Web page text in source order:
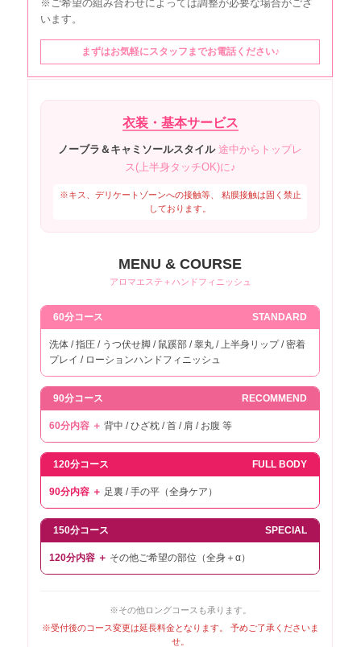
博多区1000円エリア な行 中呉服
町・中洲・中洲中島町・奈良屋町
博多区2000円エリア な行 那珂・
西月隈
2,000円
博多区1000円エリア は行 博多駅
中央街・博多駅東・博多駅前・博多
駅南・半道橋・比恵町・東公園・東
比恵
珂・東平尾・東平尾公園
博多区3000円エリア は行 東月隈
光丘町
4,000円
博多区1000円エリア ま行 美野島 1,000円
博多区3000円エリア ま行 南八幡
町・南本町・麦野・元町
3,000円
塚・吉塚本町
1,000円
博多区1000円エリア ら行 冷泉町
博多区3000円エリア ら行 立花寺
中央区1000円エリア あ行 赤坂・
中央区1000円エリア か行 清川・
草香江・黒門・警固・御所ヶ谷・桜
1,000円
※ご希望の組み合わせによっては調整が必要な場合がござ
います。
まずはお気軽にスタッフまでお電話ください♪
衣装・基本サービス
ノーブラ＆キャミソールスタイル 途中からトップレ
ス(上半身タッチOK)に♪
※キス、デリケートゾーンへの接触等、 粘膜接触は固く禁止
しております。
MENU & COURSE
アロマエステ＋ハンドフィニッシュ
60分コース STANDARD
洗体 / 指圧 / うつ伏せ脚 / 鼠蹊部 / 睾丸 / 上半身リップ / 密着
プレイ / ローションハンドフィニッシュ
90分コース RECOMMEND
60分内容 ＋ 背中 / ひざ枕 / 首 / 肩 / お腹 等
120分コース FULL BODY
90分内容 ＋ 足裏 / 手の平（全身ケア）
150分コース SPECIAL
120分内容 ＋ その他ご希望の部位（全身＋α）
※その他ロングコースも承ります。
※受付後のコース変更は延長料金となります。 予めご了承くださいま
せ。